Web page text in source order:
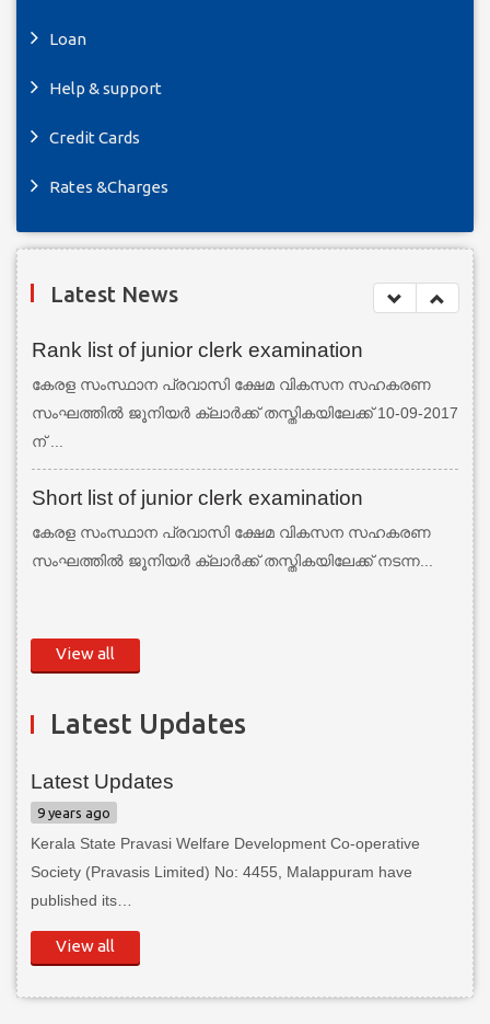
Loan
Help & support
Credit Cards
Rates &Charges
Latest News
Rank list of junior clerk examination
കേരള സംസ്ഥാന പ്രവാസി ക്ഷേമ വികസന സഹകരണ
സംഘത്തില്‍ ജൂനിയര്‍ ക്ലാര്‍ക്ക് തസ്തികയിലേക്ക് 10-09-2017
ന് ...
Short list of junior clerk examination
കേരള സംസ്ഥാന പ്രവാസി ക്ഷേമ വികസന സഹകരണ
സംഘത്തില്‍ ജൂനിയര്‍ ക്ലാര്‍ക്ക് തസ്തികയിലേക്ക് നടന്ന...
View all
Latest Updates
Latest Updates
9 years ago
Kerala State Pravasi Welfare Development Co-operative
Society (Pravasis Limited) No: 4455, Malappuram have
published its…
View all